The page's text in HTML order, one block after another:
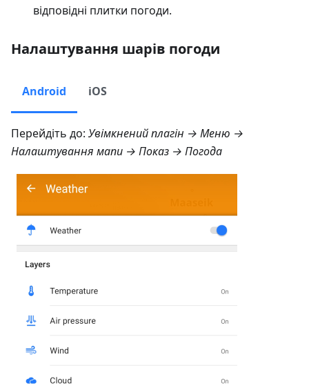
відповідні плитки погоди.
Налаштування шарів погоди
Android iOS
Перейдіть до: Увімкнений плагін → Меню →
Налаштування мапи → Показ → Погода